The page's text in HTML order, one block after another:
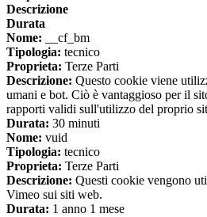
Descrizione
Durata
Nome: __cf_bm
Tipologia: tecnico
Proprieta: Terze Parti
Descrizione: Questo cookie viene
umani e bot. Ciò è vantaggioso per il
rapporti validi sull'utilizzo del proprio
Durata: 30 minuti
Nome: vuid
Tipologia: tecnico
Proprieta: Terze Parti
Descrizione: Questi cookie vengono
Vimeo sui siti web.
Durata: 1 anno 1 mese